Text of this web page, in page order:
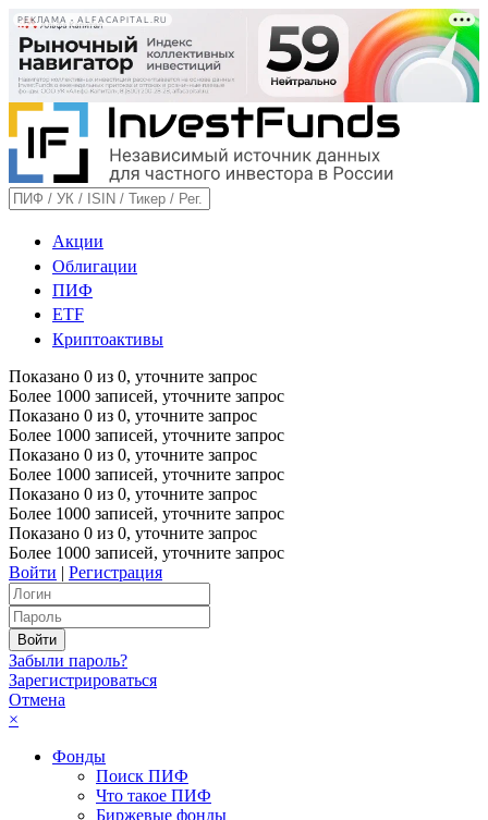
РЕКЛАМА • ALFACAPITAL.RU
Акции
Облигации
ПИФ
ETF
Криптоактивы
Показано 0 из 0, уточните запрос
Более 1000 записей, уточните запрос
Показано 0 из 0, уточните запрос
Более 1000 записей, уточните запрос
Показано 0 из 0, уточните запрос
Более 1000 записей, уточните запрос
Показано 0 из 0, уточните запрос
Более 1000 записей, уточните запрос
Показано 0 из 0, уточните запрос
Более 1000 записей, уточните запрос
Войти | Регистрация
Забыли пароль?
Зарегистрироваться
Отмена
×
Фонды
Поиск ПИФ
Что такое ПИФ
Биржевые фонды